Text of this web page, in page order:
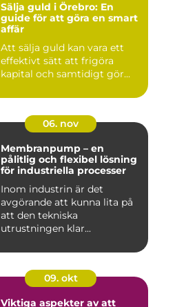
Sälja guld i Örebro: En
guide för att göra en smart
affär
Att sälja guld kan vara ett
effektivt sätt att frigöra
kapital och samtidigt gör...
06. nov
Membranpump – en
pålitlig och flexibel lösning
för industriella processer
Inom industrin är det
avgörande att kunna lita på
att den tekniska
utrustningen klar...
09. okt
Viktiga aspekter av att